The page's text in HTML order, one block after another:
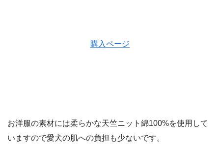
購入ページ
お洋服の素材には柔らかな天竺ニット綿100%を使用して
いますので愛犬の肌への負担も少ないです。